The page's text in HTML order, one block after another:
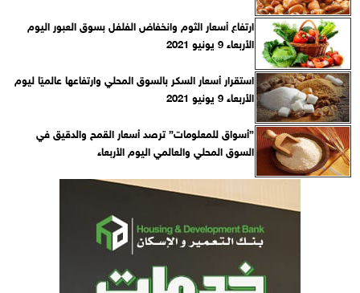
ارتفاع أسعار الثوم وانخفاض الفلفل بسوق العبور اليوم
الأربعاء 9 يونيو 2021
استقرار أسعار السكر بالسوق المحلي وارتفاعها عالميًا ليوم
الأربعاء 9 يونيو 2021
”أسواق للمعلومات” ترصد أسعار القمح والدقيق في
السوق المحلي والعالمي اليوم الأربعاء